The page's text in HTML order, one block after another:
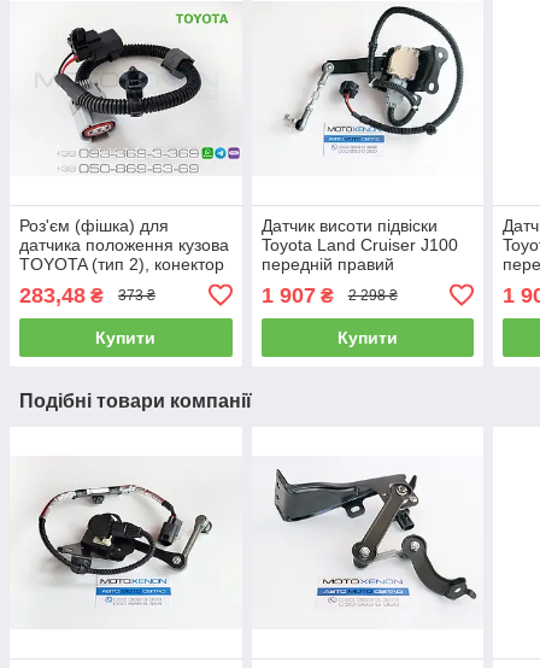
Роз'єм (фішка) для
датчика положення кузова
TOYOTA (тип 2), конектор
підвіски Тойота
283,48 ₴ 373 ₴
Купити
Датчик висоти підвіски
Toyota Land Cruiser J100
передній правий
8940560011, 8940560012,
8940560010 в зборі
1 907₴ 2 298 ₴
Купити
1
Подібні товари компанії